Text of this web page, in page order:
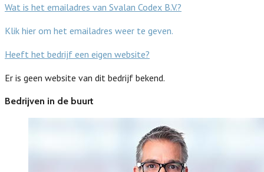
Wat is het emailadres van Svalan Codex B.V.?
Klik hier om het emailadres weer te geven.
Heeft het bedrijf een eigen website?
Er is geen website van dit bedrijf bekend.
Bedrijven in de buurt